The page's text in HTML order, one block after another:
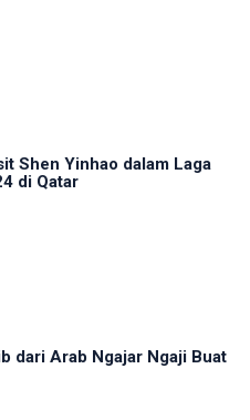
Shen Yinhao dalam Laga
di Qatar
dari Arab Ngajar Ngaji Buat